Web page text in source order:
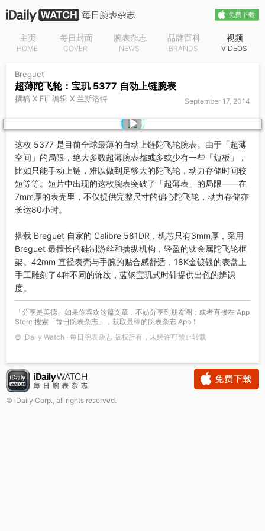
主页
HOME
每日封面
COVER
腕表杂志
NEWS
品牌百科
BRANDS
视频
VIDEOS
Breguet
超薄陀飞轮：宝玑 5377 自动上链腕表
September 17, 2014
撰稿 X Fiji 编辑 X 兰斯洛特
这枚 5377 是目前全球最薄的自动上链陀飞轮腕表。由于「超薄
空间」的局限，绝大多数超薄腕表都或多或少有一些「短板」，
比如只能手动上链，难以做到足够大的陀飞轮，动力存储时间较
短等等。短片中出现的这枚腕表突破了「超薄表」的局限——在
7mm厚的表壳里，不仅提供完整尺寸的偏心陀飞轮，动力存储亦
长达80小时。
搭载 Breguet 自家的 Calibre 581DR，机芯只有3mm厚，采用
Breguet 最擅长的硅制游丝和擒纵机构，轻盈的钛金属陀飞轮框
架。42mm 直径表壳与手腕的贴合感舒适，18K金镀银的表盘上
手工雕刻了4种不同的饰纹，蓝钢宝玑式时针提供出色的辨识
度。
「分享是美德」如果你喜欢这篇文章，不妨分享到朋友圈；或者直接在 App
Store 搜索「每日腕表杂志」，获取最棒的腕表杂志 App！
© iDaily Watch · 每日腕表杂志 版权所有，未经许可禁止转载
© iDaily Corp., all rights reserved.